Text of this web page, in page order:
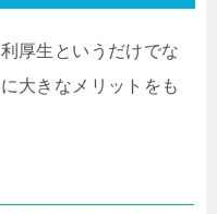
厚生というだけでな
大きなメリットをも